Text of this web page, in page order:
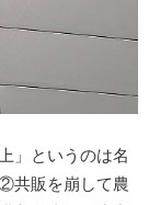
」というのは名
共販を崩して農